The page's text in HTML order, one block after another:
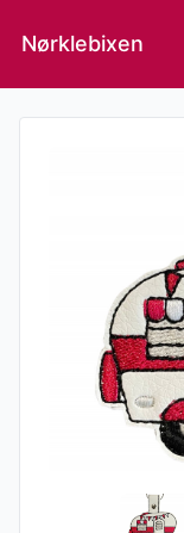
Nørklebixen